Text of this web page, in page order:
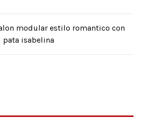
modular estilo romantico con
pata isabelina